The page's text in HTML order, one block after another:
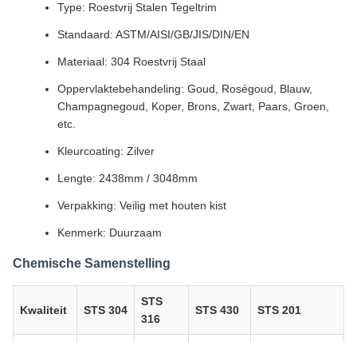
Type: Roestvrij Stalen Tegeltrim
Standaard: ASTM/AISI/GB/JIS/DIN/EN
Materiaal: 304 Roestvrij Staal
Oppervlaktebehandeling: Goud, Roségoud, Blauw,
Champagnegoud, Koper, Brons, Zwart, Paars, Groen,
etc.
Kleurcoating: Zilver
Lengte: 2438mm / 3048mm
Verpakking: Veilig met houten kist
Kenmerk: Duurzaam
Chemische Samenstelling
Kwaliteit STS 304
STS
316
STS 430 STS 201